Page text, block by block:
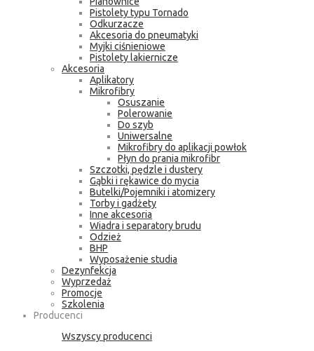
Pistolety typu Tornado
Odkurzacze
Akcesoria do pneumatyki
Myjki ciśnieniowe
Pistolety lakiernicze
Akcesoria
Aplikatory
Mikrofibry
Osuszanie
Polerowanie
Do szyb
Uniwersalne
Mikrofibry do aplikacji powłok
Płyn do prania mikrofibr
Szczotki, pędzle i dustery
Gąbki i rękawice do mycia
Butelki/Pojemniki i atomizery
Torby i gadżety
Inne akcesoria
Wiadra i separatory brudu
Odzież
BHP
Wyposażenie studia
Dezynfekcja
Wyprzedaż
Promocje
Szkolenia
Producenci
Wszyscy producenci